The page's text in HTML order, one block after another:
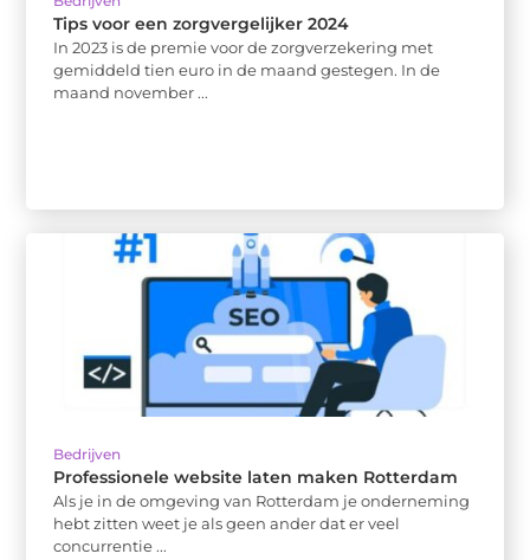
Tips voor een zorgvergelijker 2024
In 2023 is de premie voor de zorgverzekering met
gemiddeld tien euro in de maand gestegen. In de
maand november ...
Bedrijven
Professionele website laten maken Rotterdam
Als je in de omgeving van Rotterdam je onderneming
hebt zitten weet je als geen ander dat er veel
concurrentie ...